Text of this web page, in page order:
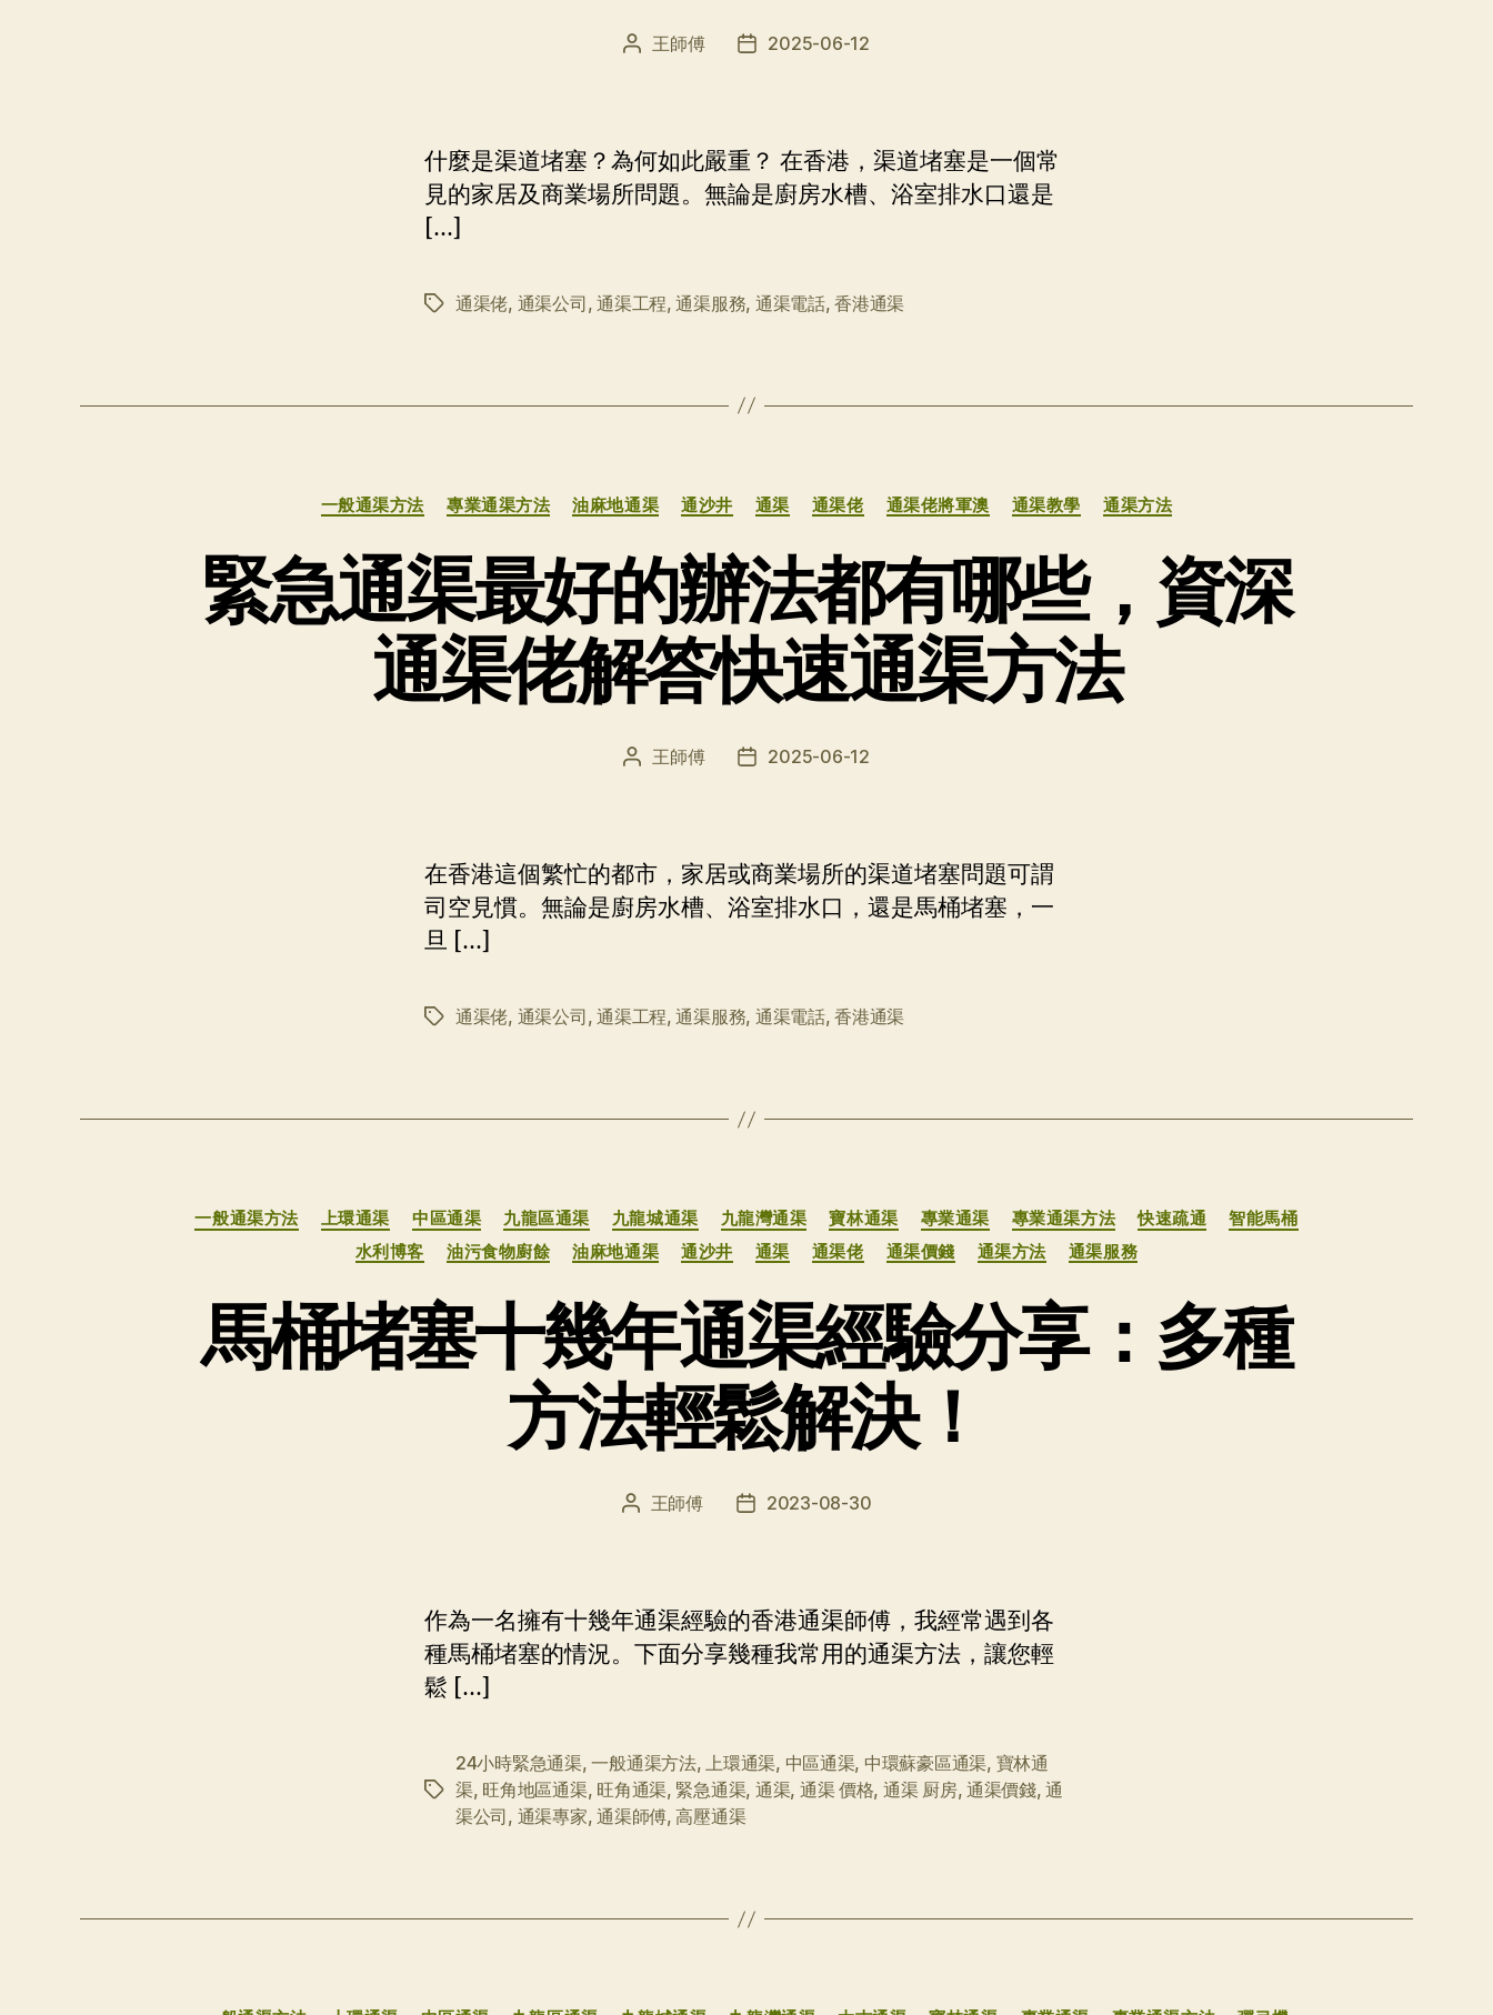
文 王師傅
发 2025-06-12
什麼是渠道堵塞？為何如此嚴重？ 在香港，渠道堵塞是一個常
見的家居及商業場所問題。無論是廚房水槽、浴室排水口還是
[…]
标
通渠佬, 通渠公司,通渠工程,通渠服務, 通渠電話,香港通渠
分
类
一般通渠方法 專業通渠方法 油麻地通渠 通沙井 通渠 通渠佬 通渠佬將軍澳 通渠教學 通渠方法
緊急通渠最好的辦法都有哪些，資深
通渠佬解答快速通渠方法
文 王師傅
发 2025-06-12
在香港這個繁忙的都市，家居或商業場所的渠道堵塞問題可謂
司空見慣。無論是廚房水槽、浴室排水口，還是馬桶堵塞，一
旦 […]
标
通渠佬, 通渠公司,通渠工程,通渠服務, 通渠電話,香港通渠
分
类
一般通渠方法 上環通渠 中區通渠 九龍區通渠 九龍城通渠 九龍灣通渠 寶林通渠 專業通渠 專業通渠方法 快速疏通
智能馬桶
水利博客
油污食物廚餘 油麻地通渠 通沙井 通渠 通渠佬 通渠價錢 通渠方法 通渠服務
馬桶堵塞十幾年通渠經驗分享：多種
方法輕鬆解決！
文 王師傅
发 2023-08-30
作為一名擁有十幾年通渠經驗的香港通渠師傅，我經常遇到各
種馬桶堵塞的情況。下面分享幾種我常用的通渠方法，讓您輕
鬆 […]
标
24小時緊急通渠,一般通渠方法,上環通渠, 中區通渠, 中環蘇豪區通渠, 寶林通
渠, 旺角地區通渠, 旺角通渠, 緊急通渠, 通渠, 通渠 價格, 通渠 厨房,通渠價錢,通
渠公司, 通渠專家,通渠師傅,高壓通渠
分